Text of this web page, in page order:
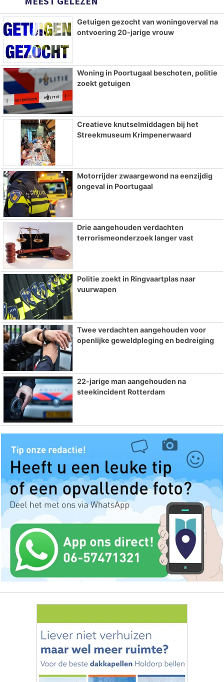
Getuigen gezocht van woningoverval na
ontvoering 20-jarige vrouw
Woning in Poortugaal beschoten, politie
zoekt getuigen
Creatieve knutselmiddagen bij het
Streekmuseum Krimpenerwaard
Motorrijder zwaargewond na eenzijdig
ongeval in Poortugaal
Drie aangehouden verdachten
terrorismeonderzoek langer vast
Politie zoekt in Ringvaartplas naar
vuurwapen
Twee verdachten aangehouden voor
openlijke geweldpleging en bedreiging
22-jarige man aangehouden na
steekincident Rotterdam